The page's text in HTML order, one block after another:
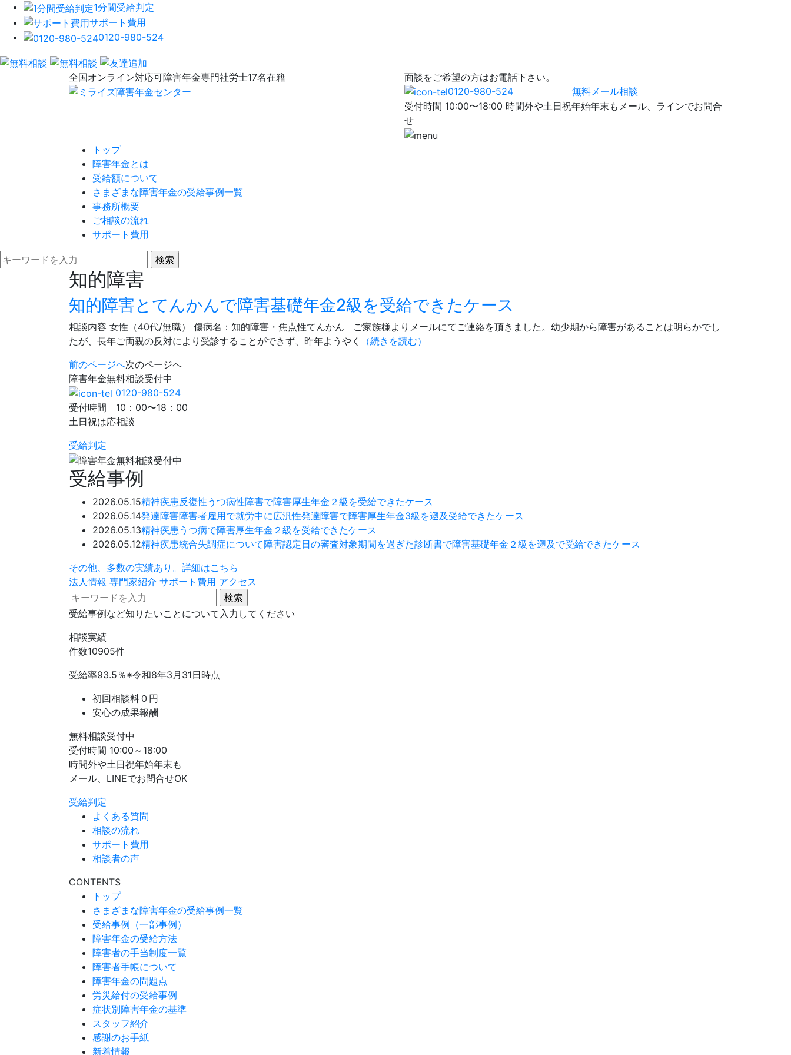
1分間受給判定
サポート費用
0120-980-524
全国オンライン対応可障害年金専門社労士17名在籍
面談をご希望の方はお電話下さい。
0120-980-524
無料メール相談
受付時間 10:00〜18:00 時間外や土日祝年始年末もメール、ラインでお問合
せ
トップ
障害年金とは
受給額について
さまざまな障害年金の受給事例一覧
事務所概要
ご相談の流れ
サポート費用
知的障害
知的障害とてんかんで障害基礎年金2級を受給できたケース
相談内容 女性（40代/無職） 傷病名：知的障害・焦点性てんかん ご家族様よりメールにてご連絡を頂きました。幼少期から障害があることは明らかでし
たが、長年ご両親の反対により受診することができず、昨年ようやく
（続きを読む）
前のページへ次のページへ
障害年金無料相談受付中
0120-980-524
受付時間 10：00〜18：00
土日祝は応相談
受給判定
受給事例
2026.05.15精神疾患反復性うつ病性障害で障害厚生年金２級を受給できたケース
2026.05.14発達障害障害者雇用で就労中に広汎性発達障害で障害厚生年金3級を遡及受給できたケース
2026.05.13精神疾患 うつ病で障害厚生年金２級を受給できたケース
2026.05.12精神疾患統合失調症について障害認定日の審査対象期間を過ぎた診断書で障害基礎年金２級を遡及で受給できたケース
その他、多数の実績あり。詳細はこちら
法人情報 専門家紹介 サポート費用 アクセス
受給事例など知りたいことについて入力してください
相談実績
件数10905件
受給率93.5 ％※令和8年3月31日時点
初回相談料０円
安心の成果報酬
無料相談受付中
受付時間 10:00～18:00
時間外や土日祝年始年末も
メール、LINEでお問合せOK
受給判定
よくある質問
相談の流れ
サポート費用
相談者の声
CONTENTS
トップ
さまざまな障害年金の受給事例一覧
受給事例（一部事例）
障害年金の受給方法
障害者の手当制度一覧
障害者手帳について
障害年金の問題点
労災給付の受給事例
症状別障害年金の基準
スタッフ紹介
感謝のお手紙
新着情報